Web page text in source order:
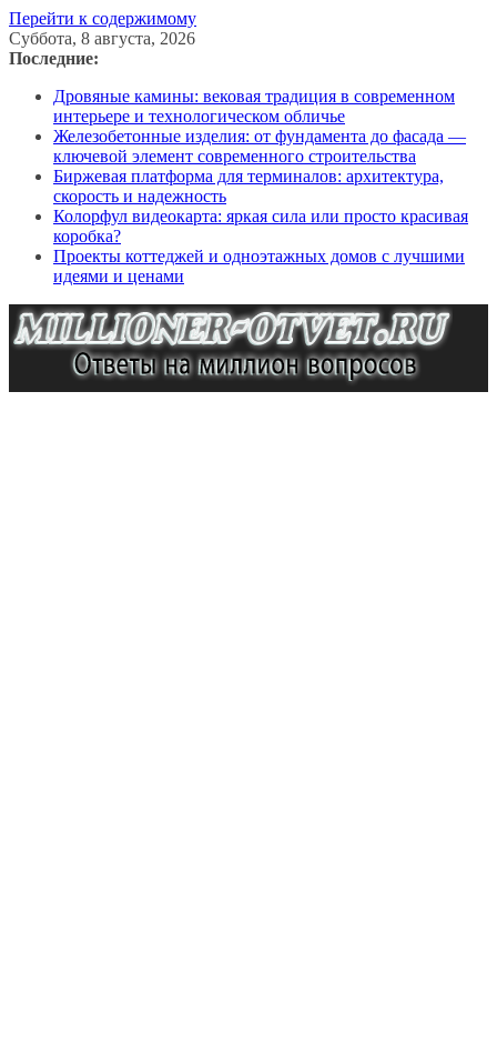
Перейти к содержимому
Суббота, 8 августа, 2026
Последние:
Дровяные камины: вековая традиция в современном
интерьере и технологическом обличье
Железобетонные изделия: от фундамента до фасада —
ключевой элемент современного строительства
Биржевая платформа для терминалов: архитектура,
скорость и надежность
Колорфул видеокарта: яркая сила или просто красивая
коробка?
Проекты коттеджей и одноэтажных домов с лучшими
идеями и ценами